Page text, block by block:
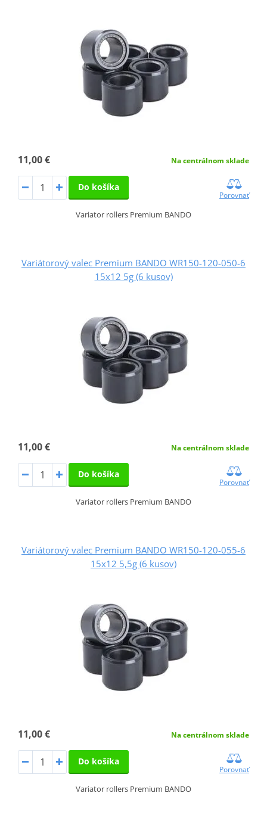
11,00 € Na centrálnom sklade
Do košíka
Porovnať
Variator rollers Premium BANDO
Variátorový valec Premium BANDO WR150-120-050-6
15x12 5g (6 kusov)
11,00 € Na centrálnom sklade
Do košíka
Porovnať
Variator rollers Premium BANDO
Variátorový valec Premium BANDO WR150-120-055-6
15x12 5,5g (6 kusov)
11,00 € Na centrálnom sklade
Do košíka
Porovnať
Variator rollers Premium BANDO